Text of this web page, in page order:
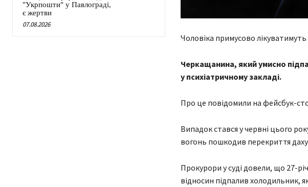
"Укрпошти" у Павлограді,
є жертви
07.08.2026
Чоловіка примусово лікуватимуть
Черкащанина, який умисно
у психіатричному закладі.
Про це повідомили на фейсбук-
Випадок стався у червні цього
вогонь пошкодив перекриття даху
Прокурори у суді довели, що 27-
відносин підпалив холодильник,